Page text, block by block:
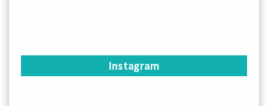
Instagram